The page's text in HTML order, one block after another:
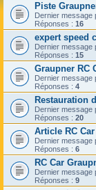
Piste
Dernier message
Réponses : 16
expert speed
Dernier message
Réponses : 15
Graupner RC
Dernier message
Réponses : 4
Restauration
Dernier message
Réponses : 20
Article RC
Dernier message
Réponses : 6
RC Car
Dernier message
Réponses : 9